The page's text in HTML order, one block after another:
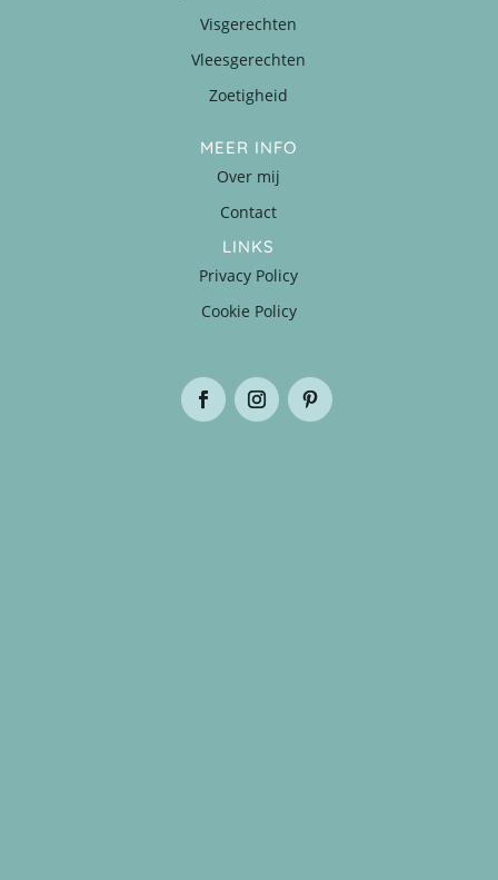
Visgerechten
Vleesgerechten
Zoetigheid
MEER INFO
Over mij
Contact
LINKS
Privacy Policy
Cookie Policy